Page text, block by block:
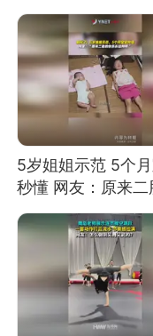
5岁姐姐示范 5个
秒懂 网友：原来二
快乐长这样